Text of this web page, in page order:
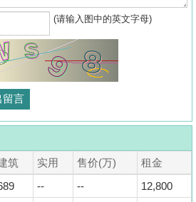
(请输入图中的英文字母)
筑 实用 售价(万)
租金
-- --
12,800